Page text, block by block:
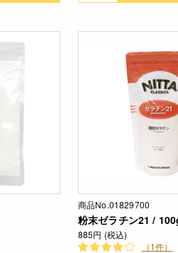
商品No.01829700
粉末ゼラチン21 /
885円 (税込)
（1件）